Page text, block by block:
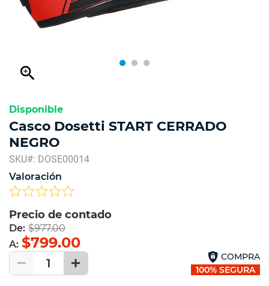
zoom_in
Disponible
Casco Dosetti START CERRADO
NEGRO
SKU#: DOSE00014
Valoración
Precio de contado
De: $977.00
A: $799.00
1
COMPRA
100% SEGURA